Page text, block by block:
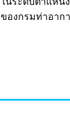
งกรมท่าอาก